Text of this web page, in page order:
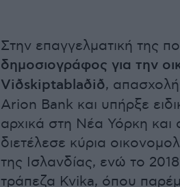
Στην επαγγελματική της
δημοσιογράφος για την
Viðskiptablaðið,
Arion Bank και υπήρξε
αρχικά στη Νέα Υόρκη
διετέλεσε κύρια
της Ισλανδίας, ενώ το
τράπεζα Kvika, όπου